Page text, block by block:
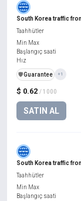
South Korea traffic
$ 0.62 / 1000
SATIN AL
Taahhütler
Min Max
Başlangıç saati
Hız
️🛡️Guarantee +1
South Korea traffic
Taahhütler
Min Max
Başlangıç saati